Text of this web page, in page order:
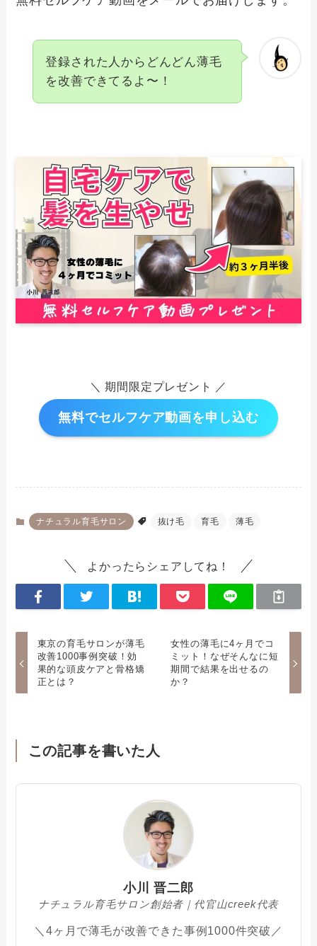
登録された人からどんどん薄毛
を改善できてるよ〜！
＼ 期間限定プレゼント ／
無料でセルフケア動画を申し込む
ナチュラル育毛サロン 抜け毛 育毛 薄毛
よかったらシェアしてね！
東京の育毛サロンが薄毛
改善1000事例突破！効
果的な頭皮ケアと骨格矯
正とは？
女性の薄毛に4ヶ月でコ
ミット！なぜそんなに短
期間で結果を出せるの
か？
この記事を書いた人
小川 晋二郎
ナチュラル育毛サロン創始者｜代官山creek代表
＼4ヶ月で薄毛が改善できた事例1000件突破／